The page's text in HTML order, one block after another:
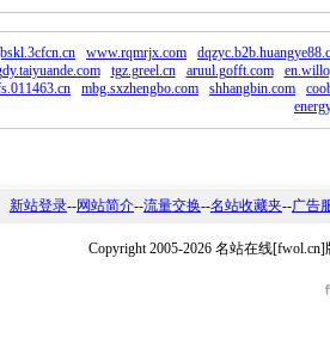
www.rqmrjx.com
tgz.greel.cn aruul.gofft.com
mbg.sxzhengbo.com shhangbin.com
新站登录--网站简介--流量交换--名站收藏夹--广告
Copyright 2005-2026 名站在线